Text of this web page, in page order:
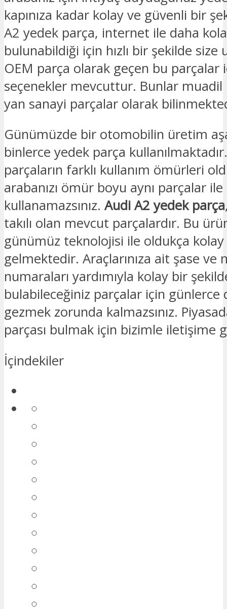
kapınıza kadar kolay ve güvenli bir
A2 yedek parça, internet ile daha
bulunabildiği için hızlı bir şekilde size
OEM parça olarak geçen bu parçalar
seçenekler mevcuttur. Bunlar muadil
yan sanayi parçalar olarak
Günümüzde bir otomobilin üretim
binlerce yedek parça
parçaların farklı kullanım ömürleri
arabanızı ömür boyu aynı parçalar ile
kullanamazsınız. Audi A2 yedek parça
takılı olan mevcut parçalardır. Bu
günümüz teknolojisi ile oldukça
gelmektedir. Araçlarınıza ait şase ve
numaraları yardımıyla kolay bir
bulabileceğiniz parçalar için günlerce
gezmek zorunda kalmazsınız.
parçası bulmak için bizimle iletişime
İçindekiler